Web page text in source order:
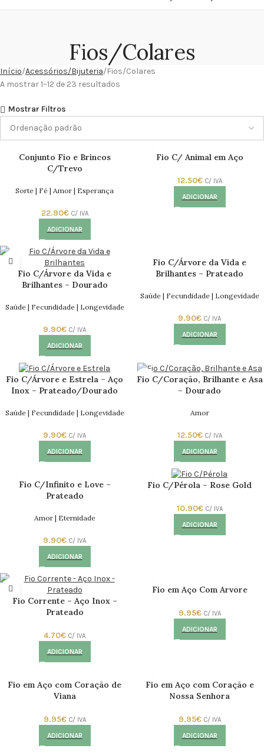
Fios/Colares
Início Acessórios/Bijuteria Fios/Colares
A mostrar 1–12 de 23 resultados
Mostrar Filtros
Conjunto Fio e Brincos
C/Trevo
Sorte | Fé | Amor | Esperança
22.90€ C/ IVA
ADICIONAR
Fio C/ Animal em Aço
12.50€ C/ IVA
ADICIONAR
Fio C/Árvore da Vida e
Brilhantes – Dourado
Saúde | Fecundidade | Longevidade
9.90€ C/ IVA
ADICIONAR
Fio C/Árvore da Vida e
Brilhantes – Prateado
Saúde | Fecundidade | Longevidade
9.90€ C/ IVA
ADICIONAR
Fio C/Árvore e Estrela – Aço
Inox – Prateado/Dourado
Saúde | Fecundidade | Longevidade
9.90€ C/ IVA
ADICIONAR
Fio C/Coração, Brilhante e Asa
– Dourado
Amor
12.50€ C/ IVA
ADICIONAR
Fio C/Infinito e Love –
Prateado
Amor | Eternidade
9.90€ C/ IVA
ADICIONAR
Fio C/Pérola – Rose Gold
10.90€ C/ IVA
ADICIONAR
Fio Corrente – Aço Inox –
Prateado
4.70€ C/ IVA
ADICIONAR
Fio em Aço Com Arvore
9.95€ C/ IVA
ADICIONAR
Fio em Aço com Coração de
Viana
9.95€ C/ IVA
ADICIONAR
Fio em Aço com Coração e
Nossa Senhora
9.95€ C/ IVA
ADICIONAR